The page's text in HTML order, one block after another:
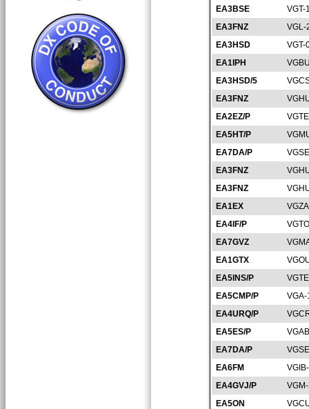
EA3BSE
VGT-
EA3FNZ
VGL-
EA3HSD
VGT-
EA1IPH
EA3HSD/5
EA3FNZ
EA2EZ/P
EA5HT/P
EA7DA/P
EA3FNZ
EA3FNZ
EA1EX
EA4IF/P
EA7GVZ
EA1GTX
EA5INS/P
EA5CMP/P
EA4URQ/P
EA5ES/P
EA7DA/P
EA6FM
EA4GVJ/P
EA5ON